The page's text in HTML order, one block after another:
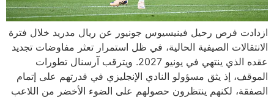
ازدادت فرص رحيل فينيسيوس جونيور عن ريال مدريد خلال فترة
الانتقالات الصيفية الحالية، في ظل استمرار تعثر مفاوضات تجديد
عقده الذي ينتهي في يونيو 2027. ويترقب آرسنال تطورات
الموقف، إذ يثق مسؤولو النادي الإنجليزي في قدرتهم على إتمام
الصفقة، لكنهم ينتظرون حصولهم على الضوء الأخضر من اللاعب